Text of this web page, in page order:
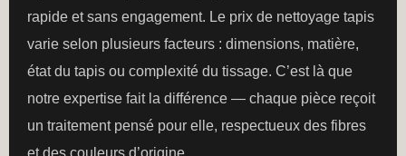
rapide et sans engagement. Le prix de nettoyage tapis
varie selon plusieurs facteurs : dimensions, matière,
état du tapis ou complexité du tissage. C’est là que
notre expertise fait la différence — chaque pièce reçoit
un traitement pensé pour elle, respectueux des fibres
et des couleurs d’origine.